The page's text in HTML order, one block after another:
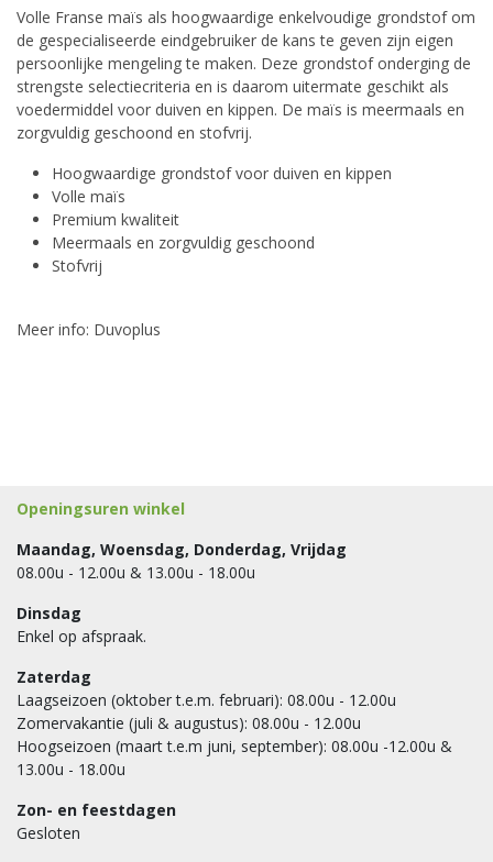
Volle Franse maïs als hoogwaardige enkelvoudige grondstof om
de gespecialiseerde eindgebruiker de kans te geven zijn eigen
persoonlijke mengeling te maken. Deze grondstof onderging de
strengste selectiecriteria en is daarom uitermate geschikt als
voedermiddel voor duiven en kippen. De maïs is meermaals en
zorgvuldig geschoond en stofvrij.
Hoogwaardige grondstof voor duiven en kippen
Volle maïs
Premium kwaliteit
Meermaals en zorgvuldig geschoond
Stofvrij
Meer info: Duvoplus
Openingsuren winkel
Maandag, Woensdag, Donderdag, Vrijdag
08.00u - 12.00u & 13.00u - 18.00u
Dinsdag
Enkel op afspraak.
Zaterdag
Laagseizoen (oktober t.e.m. februari): 08.00u - 12.00u
Zomervakantie (juli & augustus): 08.00u - 12.00u
Hoogseizoen (maart t.e.m juni, september): 08.00u -12.00u &
13.00u - 18.00u
Zon- en feestdagen
Gesloten